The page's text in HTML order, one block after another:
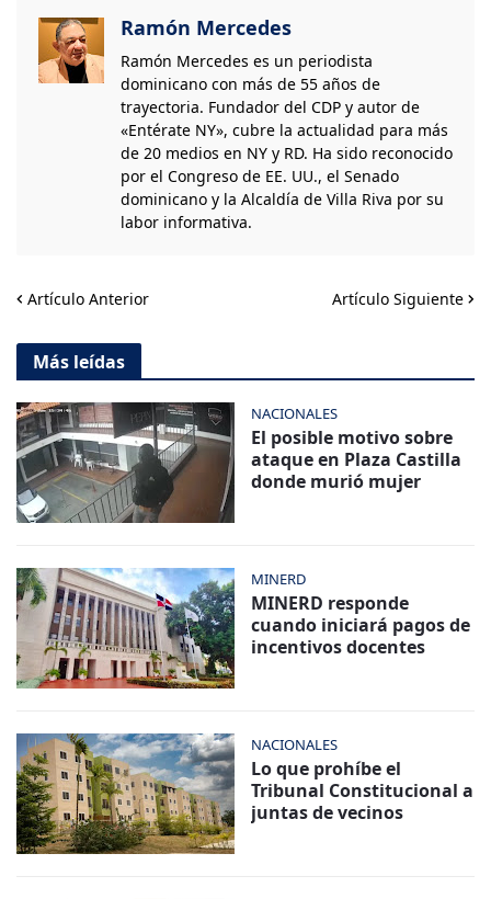
Ramón Mercedes
Ramón Mercedes es un periodista
dominicano con más de 55 años de
trayectoria. Fundador del CDP y autor de
«Entérate NY», cubre la actualidad para más
de 20 medios en NY y RD. Ha sido reconocido
por el Congreso de EE. UU., el Senado
dominicano y la Alcaldía de Villa Riva por su
labor informativa.
Artículo Anterior Artículo Siguiente
Más leídas
NACIONALES
El posible motivo sobre
ataque en Plaza Castilla
donde murió mujer
MINERD
MINERD responde
cuando iniciará pagos de
incentivos docentes
NACIONALES
Lo que prohíbe el
Tribunal Constitucional a
juntas de vecinos